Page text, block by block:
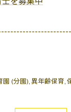
園 (分園) 異年齢保育